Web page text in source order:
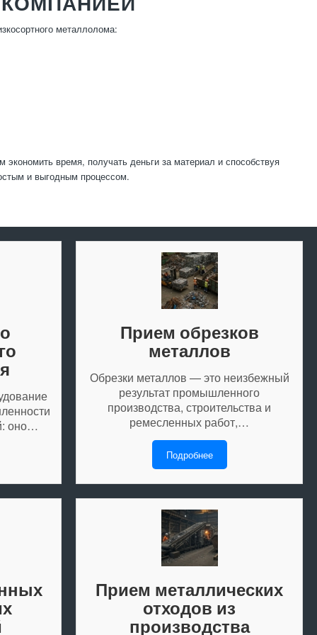
металлолома:
время, получать деньги за материал и способствуя
и выгодным процессом.
оно…
Прием обрезков
металлов
Обрезки металлов — это неизбежный
результат промышленного
производства, строительства и
ремесленных работ,…
Подробнее
Прием металлических
отходов из
производства